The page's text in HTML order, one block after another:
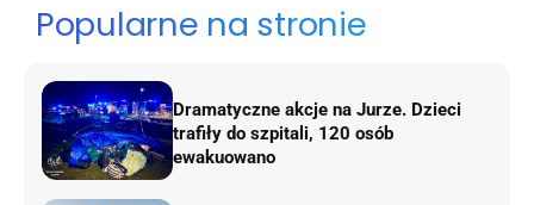
Popularne na stronie
Dramatyczne akcje na Jurze. Dzieci
trafiły do szpitali, 120 osób
ewakuowano